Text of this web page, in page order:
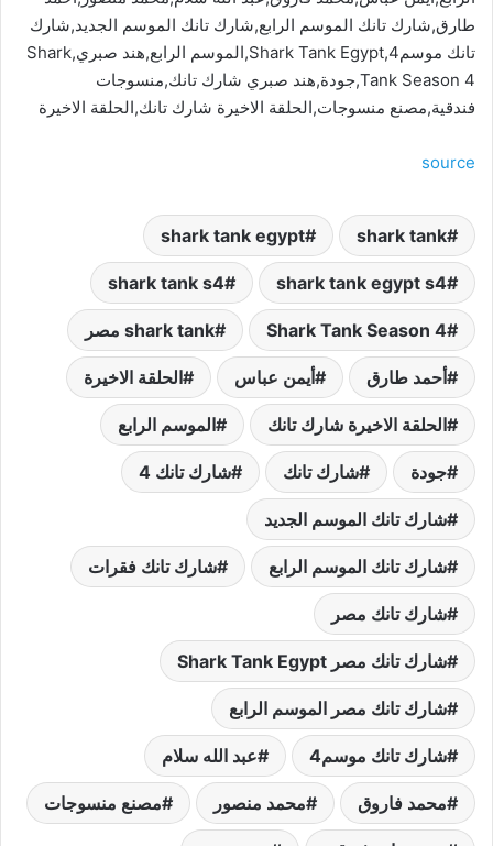
طارق,شارك تانك الموسم الرابع,شارك تانك الموسم الجديد,شارك
تانك موسم4,Shark Tank Egypt,الموسم الرابع,هند صبري,Shark
Tank Season 4,جودة,هند صبري شارك تانك,منسوجات
فندقية,مصنع منسوجات,الحلقة الاخيرة شارك تانك,الحلقة الاخيرة
source
shark tank
shark tank egypt
shark tank egypt s4
shark tank s4
Shark Tank Season 4 shark tank مصر
أحمد طارق أيمن عباس الحلقة الاخيرة
الحلقة الاخيرة شارك تانك الموسم الرابع
جودة شارك تانك شارك تانك 4
شارك تانك الموسم الجديد
شارك تانك الموسم الرابع شارك تانك فقرات
شارك تانك مصر
شارك تانك مصر Shark Tank Egypt
شارك تانك مصر الموسم الرابع
شارك تانك موسم4 عبد الله سلام
محمد فاروق محمد منصور مصنع منسوجات